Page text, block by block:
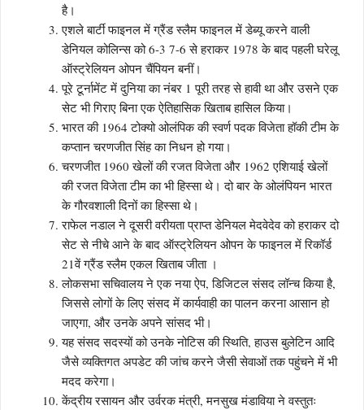
है।
एशले बार्टी फाइनल में ग्रैंड स्लैम फाइनल में डेब्यू करने वाली
डेनियल कोलिन्स को 6-3 7-6 से हराकर 1978 के बाद पहली घरेलू
ऑस्ट्रेलियन ओपन चैंपियन बनीं।
पूरे टूर्नामेंट में दुनिया का नंबर 1 पूरी तरह से हावी था और उसने एक
सेट भी गिराए बिना एक ऐतिहासिक खिताब हासिल किया।
भारत की 1964 टोक्यो ओलंपिक की स्वर्ण पदक विजेता हॉकी टीम के
कप्तान चरणजीत सिंह का निधन हो गया।
चरणजीत 1960 खेलों की रजत विजेता और 1962 एशियाई खेलों
की रजत विजेता टीम का भी हिस्सा थे। दो बार के ओलंपियन भारत
के गौरवशाली दिनों का हिस्सा थे।
राफेल नडाल ने दूसरी वरीयता प्राप्त डेनियल मेदवेदेव को हराकर दो
सेट से नीचे आने के बाद ऑस्ट्रेलियन ओपन के फाइनल में रिकॉर्ड
21वें ग्रैंड स्लैम एकल खिताब जीता ।
लोकसभा सचिवालय ने एक नया ऐप, डिजिटल संसद लॉन्च किया है,
जिससे लोगों के लिए संसद में कार्यवाही का पालन करना आसान हो
जाएगा, और उनके अपने सांसद भी।
यह संसद सदस्यों को उनके नोटिस की स्थिति, हाउस बुलेटिन आदि
जैसे व्यक्तिगत अपडेट की जांच करने जैसी सेवाओं तक पहुंचने में भी
मदद करेगा।
केंद्रीय रसायन और उर्वरक मंत्री, मनसुख मंडाविया ने वस्तुतः